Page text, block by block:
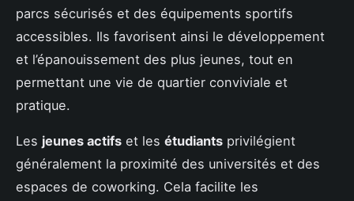
parcs sécurisés et des équipements sportifs
accessibles. Ils favorisent ainsi le développement
et l’épanouissement des plus jeunes, tout en
permettant une vie de quartier conviviale et
pratique.
Les jeunes actifs et les étudiants privilégient
généralement la proximité des universités et des
espaces de coworking. Cela facilite les